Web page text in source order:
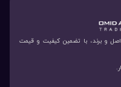
و برند، با تضمین کیفیت و قیمت